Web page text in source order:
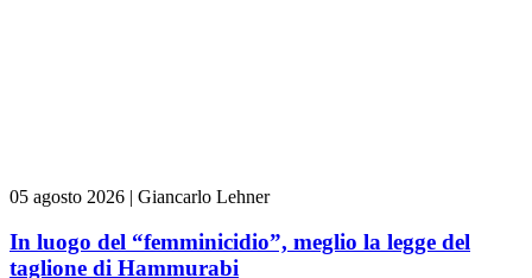
05 agosto 2026 | Giancarlo Lehner
In luogo del “femminicidio”, meglio la legge del
taglione di Hammurabi